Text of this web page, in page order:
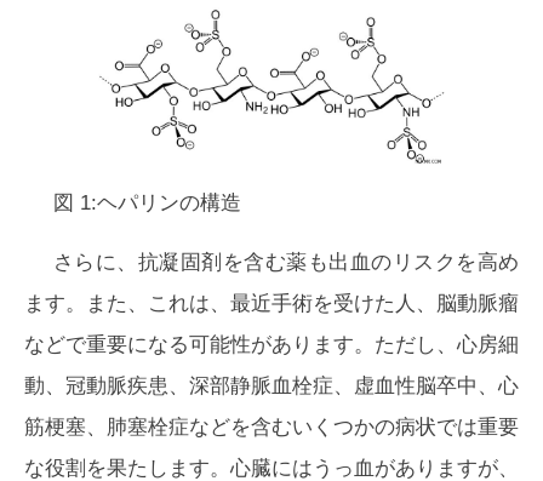
図 1:ヘパリンの構造
さらに、抗凝固剤を含む薬も出血のリスクを高め
ます。また、これは、最近手術を受けた人、脳動脈瘤
などで重要になる可能性があります。ただし、心房細
動、冠動脈疾患、深部静脈血栓症、虚血性脳卒中、心
筋梗塞、肺塞栓症などを含むいくつかの病状では重要
な役割を果たします。心臓にはうっ血がありますが、